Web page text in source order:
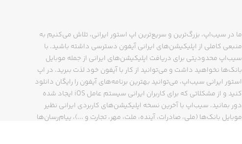
ما در سیب‌اپ، بزرگ‌ترین و سریع‌ترین اپ استور ایرانی، تلاش می‌کنیم به
منبعی کاملی از اپلیکیشن‌های ایرانی آیفون دسترسی داشته باشید. با
سیب‌اپ محدودیتی برای دریافت اپلیکیشن‌های ایرانی از جمله موبایل
بانک‌ها نخواهید داشت و می‌توانید از کار با آیفون خود لذت ببرید. در اپ
استور ایرانی سیب‌اپ، می‌توانید بهترین برنامه‌های آیفون را رایگان دانلود
کنید و از مشکلاتی که برای کاربران ایرانی سیستم عامل iOS ایجاد شده
دور بمانید. سیب‌اپ با آخرین نسخه اپلیکیشن‌های کاربردی ایرانی نظیر
موبایل بانک‌ها (ملی، صادرات، آینده، ملت، مهر، تجارت و ...)، پیام‌رسان‌ها